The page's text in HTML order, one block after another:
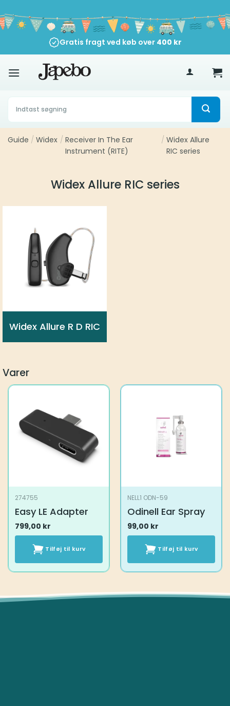
til
indhold
Gratis fragt ved køb over 400 kr
Søg
efter:
Guide / Widex / Receiver In The Ear
Instrument (RITE)
/ Widex Allure
RIC series
Widex Allure RIC series
Widex Allure R D RIC
Varer
274755
Easy LE Adapter
799,00 kr
Tilføj til kurv
NELL1 ODN-59
Odinell Ear Spray
99,00 kr
Tilføj til kurv